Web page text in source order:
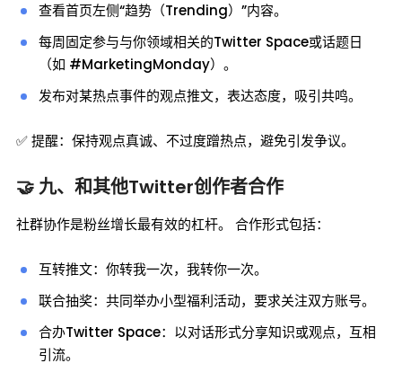
查看首页左侧“趋势（Trending）”内容。
每周固定参与与你领域相关的Twitter Space或话题日
（如 #MarketingMonday）。
发布对某热点事件的观点推文，表达态度，吸引共鸣。
✅ 提醒：保持观点真诚、不过度蹭热点，避免引发争议。
🤝 九、和其他Twitter创作者合作
社群协作是粉丝增长最有效的杠杆。 合作形式包括：
互转推文：你转我一次，我转你一次。
联合抽奖：共同举办小型福利活动，要求关注双方账号。
合办Twitter Space：以对话形式分享知识或观点，互相
引流。